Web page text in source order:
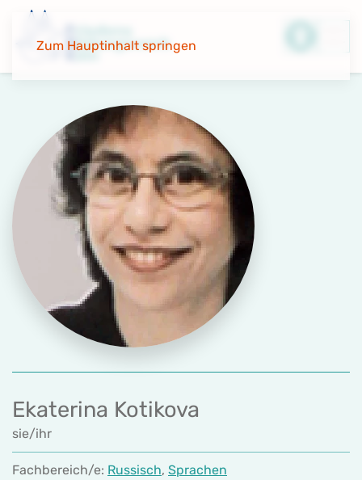
Zum Hauptinhalt springen
Ekaterina Kotikova
sie/ihr
Fachbereich/e: Russisch, Sprachen